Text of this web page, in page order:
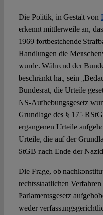
Die Politik, in Gestalt von
erkennt mittlerweile an,
1969 fortbestehende
Handlungen die
wurde. Während der
beschränkt hat, sein
Bundesrat, die Urteile
NS-Aufhebungsgesetz
Grundlage des § 175
ergangenen Urteile
Urteile, die auf der
StGB nach Ende der
Die Frage, ob
rechtsstaatlichen
Parlamentsgesetz
weder